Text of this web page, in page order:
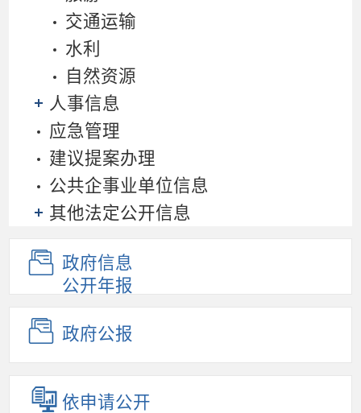
交通运输
水利
自然资源
人事信息
应急管理
建议提案办理
公共企事业单位信息
其他法定公开信息
政府信息
公开年报
政府公报
依申请公开